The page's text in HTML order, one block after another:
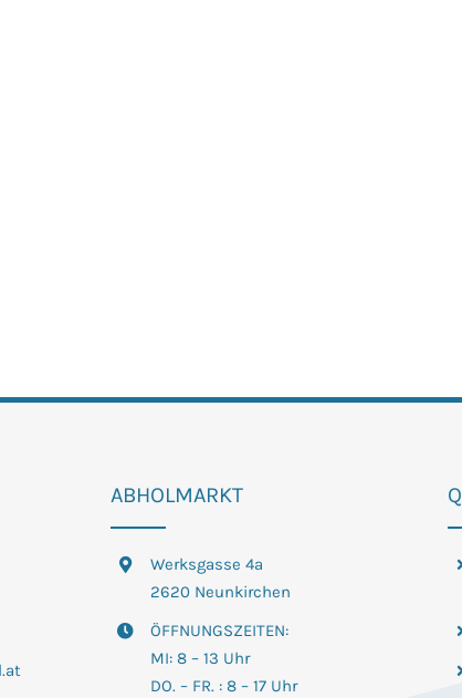
ABHOLMARKT
Werksgasse 4a
2620 Neunkirchen
ÖFFNUNGSZEITEN:
MI: 8 – 13 Uhr
DO. – FR. : 8 – 17 Uhr